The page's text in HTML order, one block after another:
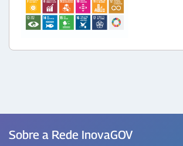
Sobre a Rede InovaGOV